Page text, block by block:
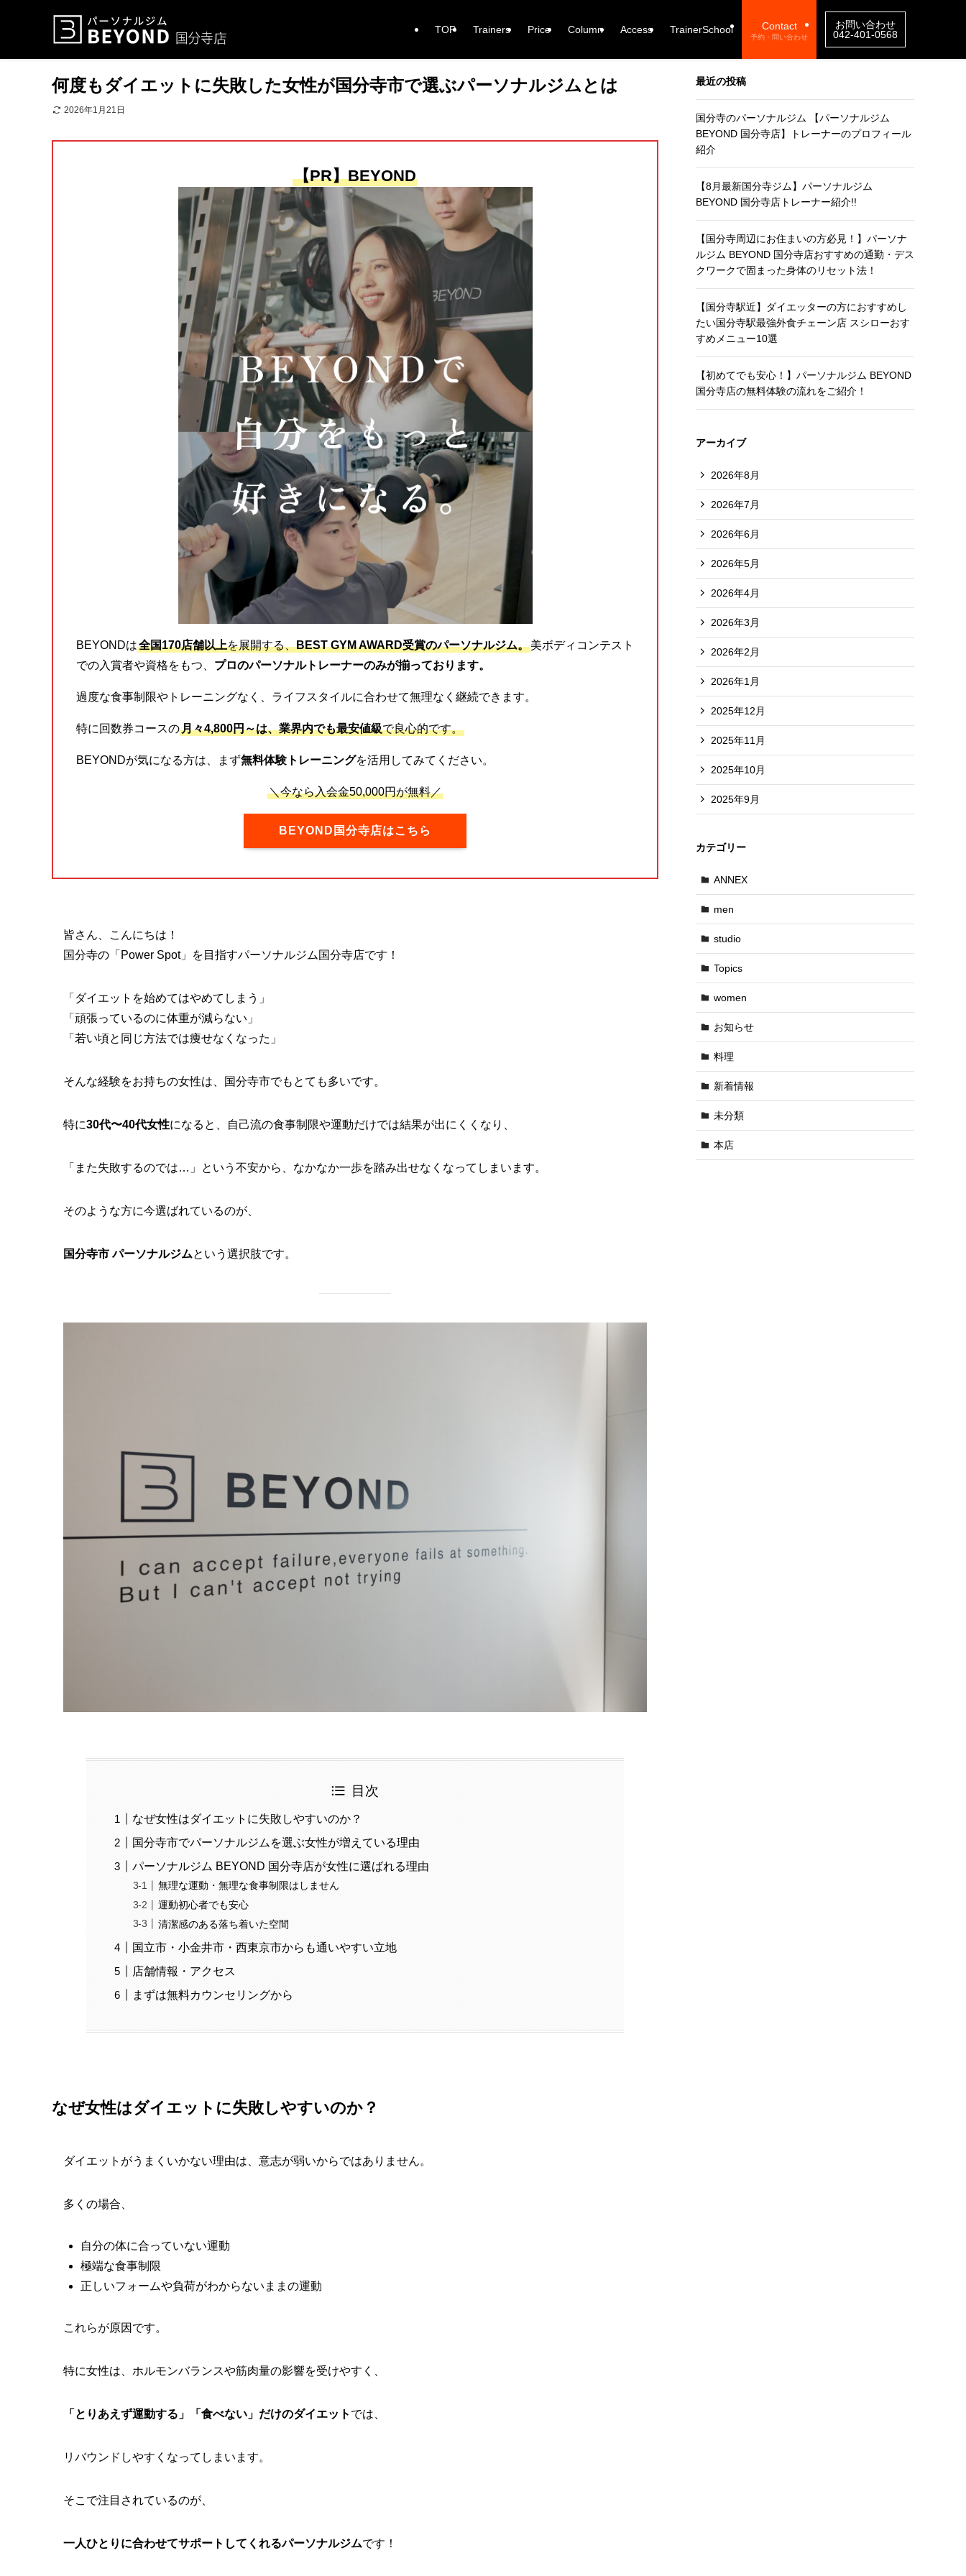
TOP Trainers Price Column Access TrainerSchool Contact
予約・問い合わせ
お問い合わせ
042-401-0568
何度もダイエットに失敗した女性が国分寺市で選ぶパーソナルジムとは
2026年1月21日
【PR】BEYOND
BEYONDは全国170店舗以上を展開する、BEST GYM AWARD受賞のパーソナルジム。美ボディコンテスト
での入賞者や資格をもつ、 プロのパーソナルトレーナーのみが揃っております。
過度な食事制限やトレーニングなく、ライフスタイルに合わせて無理なく継続できます。
特に回数券コースの月々4,800円～は、業界内でも最安値級で良心的です。
BEYONDが気になる方は、まず無料体験トレーニングを活用してみてください。
＼今なら入会金50,000円が無料／
BEYOND国分寺店はこちら
皆さん、こんにちは！
国分寺の「Power Spot」を目指すパーソナルジム国分寺店です！
「ダイエットを始めてはやめてしまう」
「頑張っているのに体重が減らない」
「若い頃と同じ方法では痩せなくなった」
そんな経験をお持ちの女性は、国分寺市でもとても多いです。
特に30代〜40代女性になると、自己流の食事制限や運動だけでは結果が出にくくなり、
「また失敗するのでは…」という不安から、なかなか一歩を踏み出せなくなってしまいます。
そのような方に今選ばれているのが、
国分寺市 パーソナルジムという選択肢です。
目次
なぜ女性はダイエットに失敗しやすいのか？
国分寺市でパーソナルジムを選ぶ女性が増えている理由
パーソナルジム BEYOND 国分寺店が女性に選ばれる理由
無理な運動・無理な食事制限はしません
運動初心者でも安心
清潔感のある落ち着いた空間
国立市・小金井市・西東京市からも通いやすい立地
店舗情報・アクセス
まずは無料カウンセリングから
なぜ女性はダイエットに失敗しやすいのか？
ダイエットがうまくいかない理由は、意志が弱いからではありません。
多くの場合、
自分の体に合っていない運動
極端な食事制限
正しいフォームや負荷がわからないままの運動
これらが原因です。
特に女性は、ホルモンバランスや筋肉量の影響を受けやすく、
「とりあえず運動する」「食べない」だけのダイエット では、
リバウンドしやすくなってしまいます。
そこで注目されているのが、
一人ひとりに合わせてサポートしてくれるパーソナルジムです！
最近の投稿
国分寺のパーソナルジム 【パーソナルジム
BEYOND 国分寺店】トレーナーのプロフィール
紹介
【8月最新国分寺ジム】パーソナルジム
BEYOND 国分寺店トレーナー紹介!!
【国分寺周辺にお住まいの方必見！】パーソナ
ルジム BEYOND 国分寺店おすすめの通勤・デス
クワークで固まった身体のリセット法！
【国分寺駅近】ダイエッターの方におすすめし
たい国分寺駅最強外食チェーン店 スシローおす
すめメニュー10選
【初めてでも安心！】パーソナルジム BEYOND
国分寺店の無料体験の流れをご紹介！
アーカイブ
2026年8月
2026年7月
2026年6月
2026年5月
2026年4月
2026年3月
2026年2月
2026年1月
2025年12月
2025年11月
2025年10月
2025年9月
カテゴリー
ANNEX
men
studio
Topics
women
お知らせ
料理
新着情報
未分類
本店